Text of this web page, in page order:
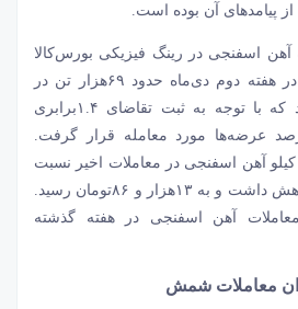
از پیامدهای آن بوده است.
اسفنجی در رینگ فیزیکی بورس‌کالا
ادامه دارد، به‌طوری که در هفته دوم دی‌ماه حدود ۶۹‌هزار تن در
رینگ فیزیکی عرضه شد که با توجه به ثبت تقاضای ۱.۴برابری
به عرضه، ۱۰۰‌درصد عرضه‌‌‌ها مورد معامله قرار گرفت.
آهن اسفنجی در معاملات اخیر نسبت
به هفته گذشته ۴‌درصد کاهش داشت و به ۱۳‌هزار و ۸۶تومان رسید.
آهن اسفنجی در هفته گذشته